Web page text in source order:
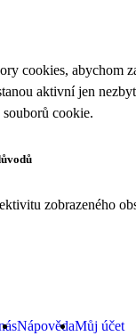
cookies,
aktivní jen
souborů cookie.
zobrazeného
NápovědaMůj účet